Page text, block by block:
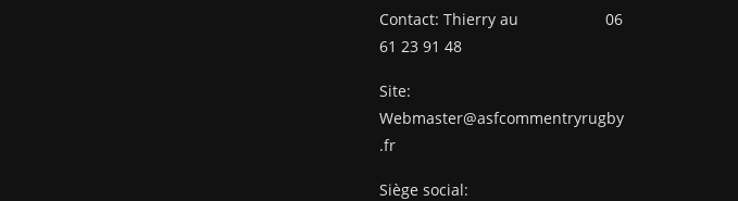
Contact: Thierry au 06
61 23 91 48
Site:
Webmaster@asfcommentryrugby
.fr
Siège social: